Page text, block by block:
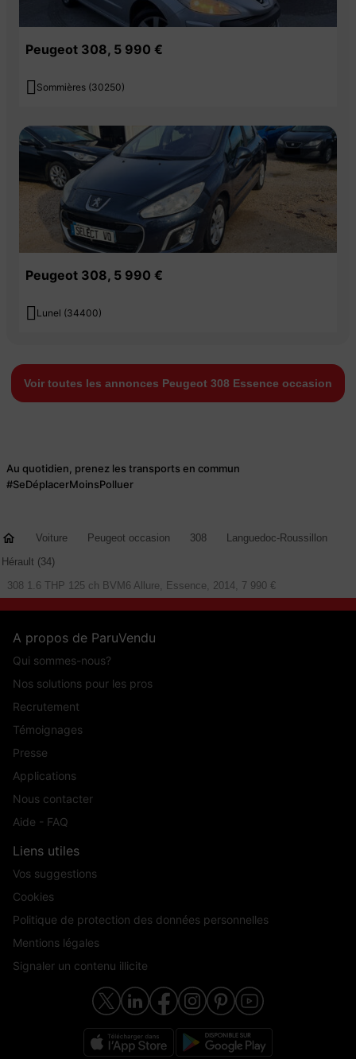
Peugeot 308, 5 990 €
 Sommières (30250)
Peugeot 308, 5 990 €
 Lunel (34400)
Voir toutes les annonces Peugeot 308 Essence occasion
Au quotidien, prenez les transports en commun
#SeDéplacerMoinsPolluer
Voiture Peugeot occasion 308
Languedoc-Roussillon
Hérault (34)
308 1.6 THP 125 ch BVM6 Allure, Essence, 2014, 7 990 €
A propos de ParuVendu
Qui sommes-nous?
Nos solutions pour les pros
Recrutement
Témoignages
Presse
Applications
Nous contacter
Aide - FAQ
Liens utiles
Vos suggestions
Cookies
Politique de protection des données personnelles
Mentions légales
Signaler un contenu illicite